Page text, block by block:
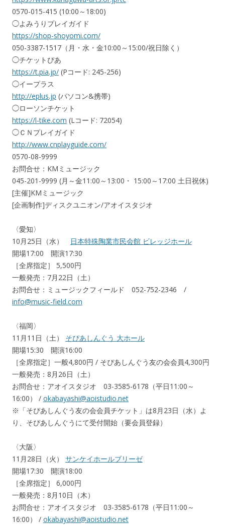
0570-015-415 (10:00～18:00)
◯よみうりプレイガイド
https://shop-shoyomi.com/
050-3387-1517（月・水・金10:00～15:00/祝日除く）
◯チケットぴあ
https://t.pia.jp/ (Pコード: 245-256)
◯イープラス
http://eplus.jp (パソコン&携帯)
◯ローソンチケット
https://l-tike.com (Lコード: 72054)
◯ＣＮプレイガイド
http://www.cnplayguide.com/
0570-08-9999
お問合せ：KMミュージック
045-201-9999 (月～金11:00～13:00・ 15:00～17:00 土日祝休)
[主催]KMミュージック
[企画制作]ディスクユニオン/アオイスタジオ
〈愛知〉
10月25日（水）
日本特殊陶業市民会館 ビレッジホール
開場17:00 開演17:30
［全席指定］ 5,500円
一般発売：7月22日（土）
お問合せ：ミュージックフィールド 052-752-2346 /
info@music-field.com
〈福岡〉
11月11日（土） そぴあしんぐう 大ホール
開場15:30 開演16:00
［全席指定］一般4,800円 / そぴあしんぐう友の会会員4,300円
一般発売：8月26日（土）
お問合せ：アオイスタジオ 03-3585-6178（平日11:00～
16:00） / okabayashi@aoistudio.net
※「そぴあしんぐう友の会会員チケット」は8月23日（水）よ
り、そぴあしんぐうにて受付開始（要会員登録）
〈大阪〉
11月28日（火） サンケイホールブリーゼ
開場17:30 開演18:00
［全席指定］ 6,000円
一般発売：8月10日（木）
お問合せ：アオイスタジオ 03-3585-6178（平日11:00～
16:00） / okabayashi@aoistudio.net